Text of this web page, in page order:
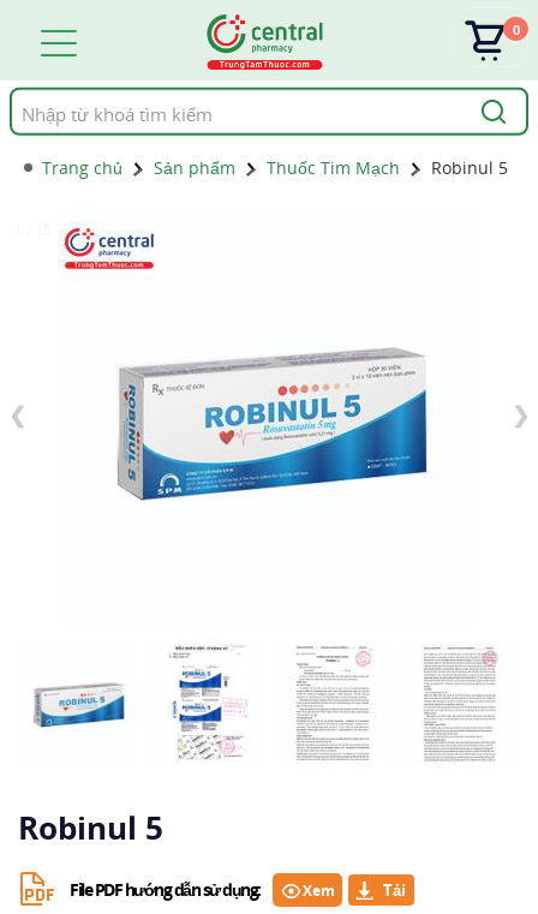
Tìm
kiếm
0
Trang chủ Sản phẩm Thuốc Tim Mạch Robinul 5
❮ ❯
Robinul 5
File PDF hướng dẫn sử dụng: Xem